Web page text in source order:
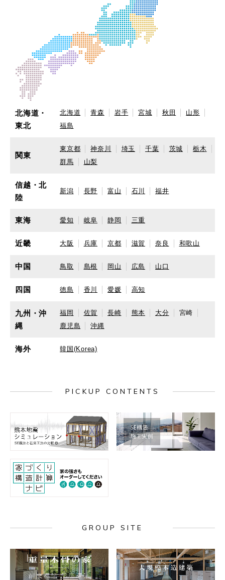
北海道・
東北
北海道 青森 岩手 宮城 秋田
山形
福島
関東
東京都 神奈川 埼玉 千葉 茨城
栃木
群馬
山梨
信越・北
陸
新潟 長野 富山 石川 福井
東海 愛知 岐阜 静岡 三重
近畿 大阪 兵庫 京都 滋賀 奈良 和歌山
中国 鳥取 島根 岡山 広島 山口
四国 徳島 香川 愛媛 高知
九州・沖
縄
福岡 佐賀 長崎 熊本 大分
宮崎
鹿児島
沖縄
海外 韓国(Korea)
PICKUP CONTENTS
GROUP SITE